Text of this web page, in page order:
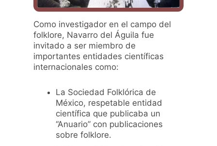
Como investigador en el campo del
folklore, Navarro del Águila fue
invitado a ser miembro de
importantes entidades científicas
internacionales como:
La Sociedad Folklórica de
México, respetable entidad
científica que publicaba un
“Anuario” con publicaciones
sobre folklore.